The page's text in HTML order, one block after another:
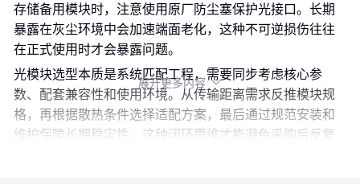
存储备用模块时，注意使用原厂防尘塞保护光接口。长期
暴露在灰尘环境中会加速端面老化，这种不可逆损伤往往
在正式使用时才会暴露问题。
光模块选型本质是系统匹配工程，需要同步考虑核心参
数、配套兼容性和使用环境。从传输距离需求反推模块规
格，再根据散热条件选择适配方案，最后通过规范安装和
维护保障长期稳定性，这种闭环思维才能避免采购后反复
展开更多内容 